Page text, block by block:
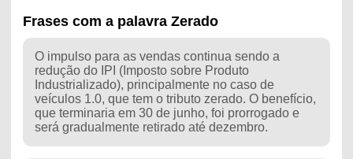
Frases com a palavra Zerado
O impulso para as vendas continua sendo a
redução do IPI (Imposto sobre Produto
Industrializado), principalmente no caso de
veículos 1.0, que tem o tributo zerado. O benefício,
que terminaria em 30 de junho, foi prorrogado e
será gradualmente retirado até dezembro.